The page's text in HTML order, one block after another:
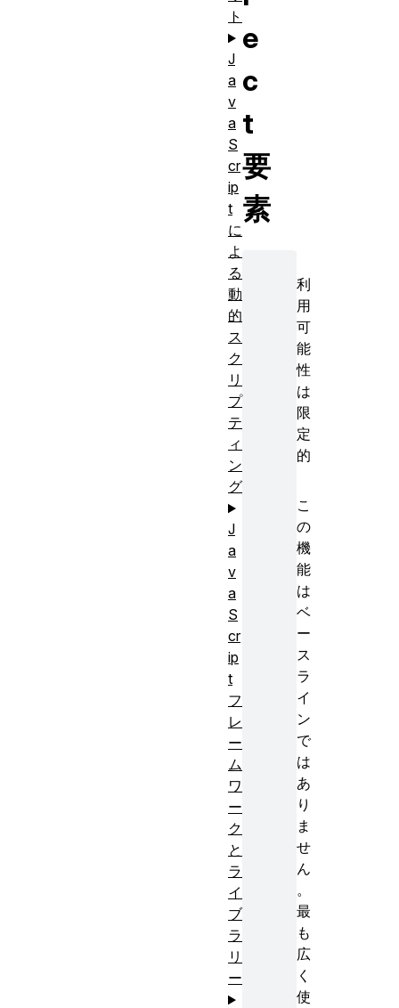
e
c
t
要
素
利
用
可
能
性
は
限
定
的
こ
の
機
能
は
ベ
ー
ス
ラ
イ
ン
で
は
あ
り
ま
せ
ん
。
最
も
広
く
使
ト
J
a
v
a
S
cr
ip
t
に
よ
る
動
的
ス
ク
リ
プ
テ
ィ
ン
グ
J
a
v
a
S
cr
ip
t
フ
レ
ー
ム
ワ
ー
ク
と
ラ
イ
ブ
ラ
リ
ー